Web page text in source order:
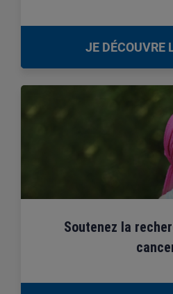
JE DÉCOUVRE
Soutenez la